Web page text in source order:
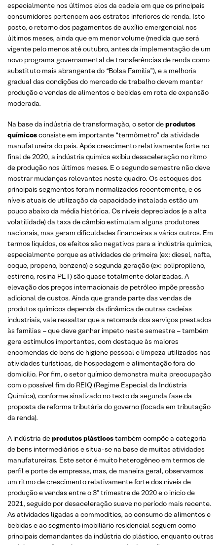
especialmente nos últimos elos da cadeia em que os principais
consumidores pertencem aos estratos inferiores de renda. Isto
posto, o retorno dos pagamentos de auxílio emergencial nos
últimos meses, ainda que em menor volume (medida que será
vigente pelo menos até outubro, antes da implementação de um
novo programa governamental de transferências de renda como
substituto mais abrangente do “Bolsa Família”), e a melhoria
gradual das condições do mercado de trabalho devem manter
produção e vendas de alimentos e bebidas em rota de expansão
moderada.
Na base da indústria de transformação, o setor deprodutos
químicosconsiste em importante “termômetro” da atividade
manufatureira do país. Após crescimento relativamente forte no
final de 2020, a indústria química exibiu desaceleração no ritmo
de produção nos últimos meses. E o segundo semestre não deve
mostrar mudanças relevantes neste quadro. Os estoques dos
principais segmentos foram normalizados recentemente, e os
níveis atuais de utilização da capacidade instalada estão um
pouco abaixo da média histórica. Os níveis depreciados (e a alta
volatilidade) da taxa de câmbio estimulam alguns produtores
nacionais, mas geram dificuldades financeiras a vários outros. Em
termos líquidos, os efeitos são negativos para a indústria química,
especialmente porque as atividades de primeira (ex: diesel, nafta,
coque, propeno, benzeno) e segunda geração (ex: polipropileno,
estireno, resina PET) são quase totalmente dolarizadas. A
elevação dos preços internacionais de petróleo impõe pressão
adicional de custos. Ainda que grande parte das vendas de
produtos químicos dependa da dinâmica de outras cadeias
industriais, vale ressaltar que a retomada dos serviços prestados
às famílias – que deve ganhar ímpeto neste semestre – também
gera estímulos importantes, com destaque às maiores
encomendas de bens de higiene pessoal e limpeza utilizados nas
atividades turísticas, de hospedagem e alimentação fora do
domicílio. Por fim, o setor químico demonstra muita preocupação
com o possível fim do REIQ (Regime Especial da Indústria
Química), conforme sinalizado no texto da segunda fase da
proposta de reforma tributária do governo (focada em tributação
da renda).
A indústria deprodutos plásticostambém compõe a categoria
de bens intermediários e situa-se na base de muitas atividades
manufatureiras. Este setor é muito heterogêneo em termos de
perfil e porte de empresas, mas, de maneira geral, observamos
um ritmo de crescimento relativamente forte dos níveis de
produção e vendas entre o 3º trimestre de 2020 e o início de
2021, seguido por desaceleração suave no período mais recente.
As atividades ligadas a commodities, ao consumo de alimentos e
bebidas e ao segmento imobiliário residencial seguem como
principais demandantes da indústria do plástico, enquanto outras